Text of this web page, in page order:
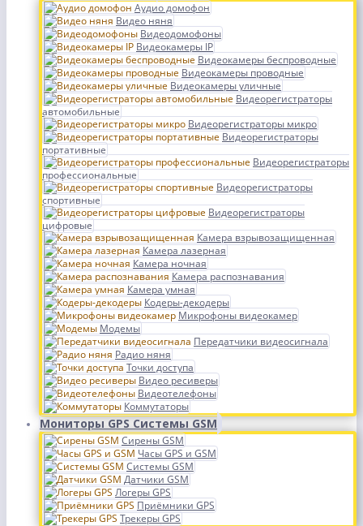
Аудио домофон
Видео няня
Видеодомофоны
Видеокамеры IP
Видеокамеры беспроводные
Видеокамеры проводные
Видеокамеры уличные
Видеорегистраторы
автомобильные
Видеорегистраторы микро
Видеорегистраторы
портативные
Видеорегистраторы
профессиональные
Видеорегистраторы
спортивные
Видеорегистраторы
цифровые
Камера взрывозащищенная
Камера лазерная
Камера ночная
Камера распознавания
Камера умная
Кодеры-декодеры
Микрофоны видеокамер
Модемы
Передатчики видеосигнала
Радио няня
Точки доступа
Видео ресиверы
Видеотелефоны
Коммутаторы
Мониторы GPS Системы GSM
Сирены GSM
Часы GPS и GSM
Системы GSM
Датчики GSM
Логеры GPS
Приёмники GPS
Трекеры GPS